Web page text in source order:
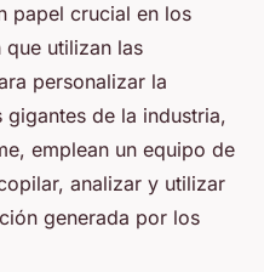
papel crucial en los
que utilizan las
personalizar la
de la industria,
emplean un equipo de
analizar y utilizar
generada por los